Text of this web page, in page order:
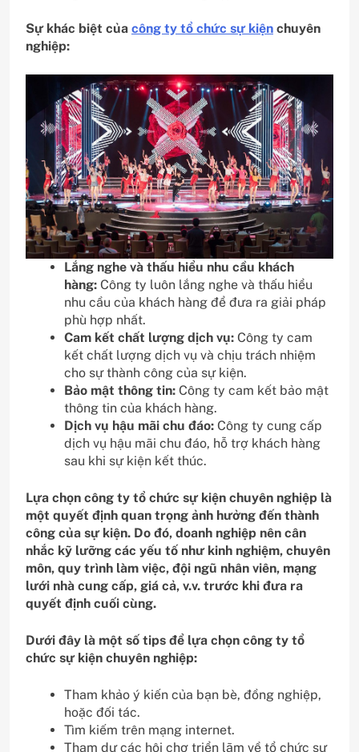
Sự khác biệt của công ty tổ chức sự kiện chuyên
nghiệp:
Lắng nghe và thấu hiểu nhu cầu khách
hàng: Công ty luôn lắng nghe và thấu hiểu
nhu cầu của khách hàng để đưa ra giải pháp
phù hợp nhất.
Cam kết chất lượng dịch vụ: Công ty cam
kết chất lượng dịch vụ và chịu trách nhiệm
cho sự thành công của sự kiện.
Bảo mật thông tin: Công ty cam kết bảo mật
thông tin của khách hàng.
Dịch vụ hậu mãi chu đáo: Công ty cung cấp
dịch vụ hậu mãi chu đáo, hỗ trợ khách hàng
sau khi sự kiện kết thúc.
Lựa chọn công ty tổ chức sự kiện chuyên nghiệp là
một quyết định quan trọng ảnh hưởng đến thành
công của sự kiện. Do đó, doanh nghiệp nên cân
nhắc kỹ lưỡng các yếu tố như kinh nghiệm, chuyên
môn, quy trình làm việc, đội ngũ nhân viên, mạng
lưới nhà cung cấp, giá cả, v.v. trước khi đưa ra
quyết định cuối cùng.
Dưới đây là một số tips để lựa chọn công ty tổ
chức sự kiện chuyên nghiệp:
Tham khảo ý kiến của bạn bè, đồng nghiệp,
hoặc đối tác.
Tìm kiếm trên mạng internet.
Tham dự các hội chợ triển lãm về tổ chức sự